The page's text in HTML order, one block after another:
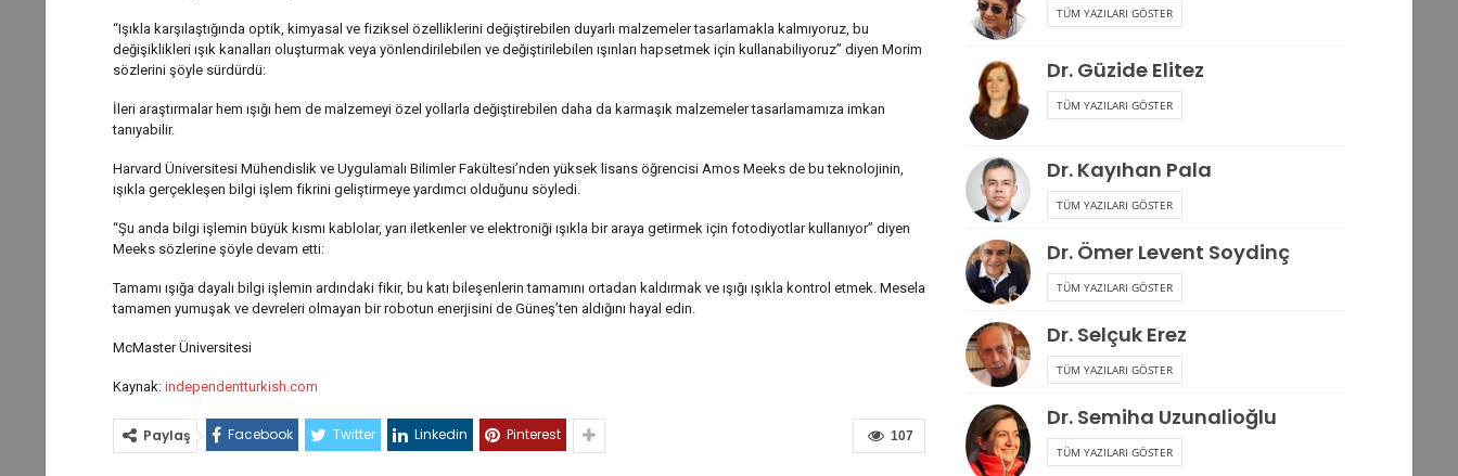
“Işıkla karşılaştığında optik, kimyasal ve fiziksel özelliklerini değiştirebilen duyarlı malzemeler tasarlamakla kalmıyoruz, bu
değişiklikleri ışık kanalları oluşturmak veya yönlendirilebilen ve değiştirilebilen ışınları hapsetmek için kullanabiliyoruz” diyen Morim
sözlerini şöyle sürdürdü:
İleri araştırmalar hem ışığı hem de malzemeyi özel yollarla değiştirebilen daha da karmaşık malzemeler tasarlamamıza imkan
tanıyabilir.
Harvard Üniversitesi Mühendislik ve Uygulamalı Bilimler Fakültesi’nden yüksek lisans öğrencisi Amos Meeks de bu teknolojinin,
ışıkla gerçekleşen bilgi işlem fikrini geliştirmeye yardımcı olduğunu söyledi.
“Şu anda bilgi işlemin büyük kısmı kablolar, yarı iletkenler ve elektroniği ışıkla bir araya getirmek için fotodiyotlar kullanıyor” diyen
Meeks sözlerine şöyle devam etti:
Tamamı ışığa dayalı bilgi işlemin ardındaki fikir, bu katı bileşenlerin tamamını ortadan kaldırmak ve ışığı ışıkla kontrol etmek. Mesela
tamamen yumuşak ve devreleri olmayan bir robotun enerjisini de Güneş’ten aldığını hayal edin.
McMaster Üniversitesi
Kaynak: independentturkish.com
107
Paylaş Facebook Twitter Linkedin Pinterest
TÜM YAZILARI GÖSTER
Dr. Güzide Elitez
TÜM YAZILARI GÖSTER
Dr. Kayıhan Pala
TÜM YAZILARI GÖSTER
Dr. Ömer Levent Soydinç
TÜM YAZILARI GÖSTER
Dr. Selçuk Erez
TÜM YAZILARI GÖSTER
Dr. Semiha Uzunalioğlu
TÜM YAZILARI GÖSTER